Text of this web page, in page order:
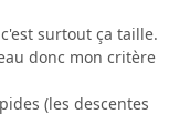
surtout ça taille.
donc mon critère
(les descentes